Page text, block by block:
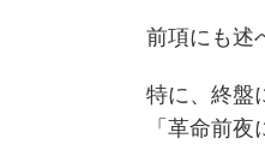
前項にも述
特に、終盤
「革命前